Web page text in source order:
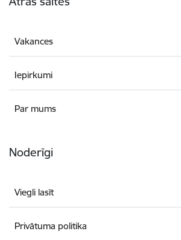
Vakances
Iepirkumi
Par mums
Noderīgi
Viegli lasīt
Privātuma politika